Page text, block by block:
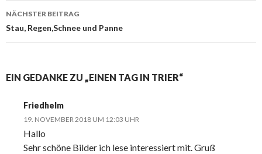
NÄCHSTER BEITRAG
Stau, Regen,Schnee und Panne
EIN GEDANKE ZU „EINEN TAG IN TRIER“
Friedhelm
19. NOVEMBER 2018 UM 12:03 UHR
Hallo
Sehr schöne Bilder ich lese interessiert mit. Gruß